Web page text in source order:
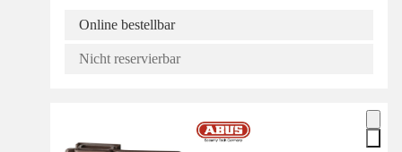
Online bestellbar
Nicht reservierbar